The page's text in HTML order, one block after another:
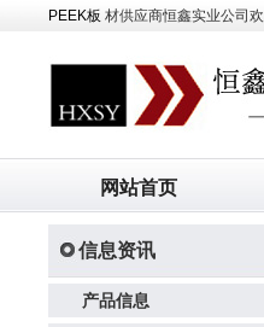
PEEK板 材供应商恒鑫实业公司
网站首页
信息资讯
产品信息